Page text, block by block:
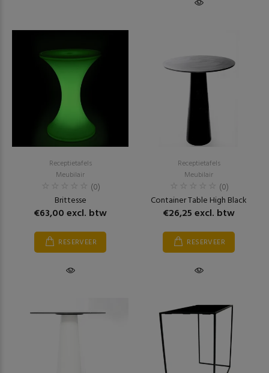
Receptietafels
Meubilair
(0)
Brittesse
€63,00 excl. btw
RESERVEER
Receptietafels
Meubilair
(0)
Container Table High Black
€26,25 excl. btw
RESERVEER